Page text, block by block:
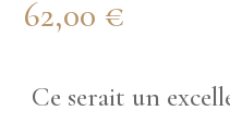
62,00 €
Ce serait un